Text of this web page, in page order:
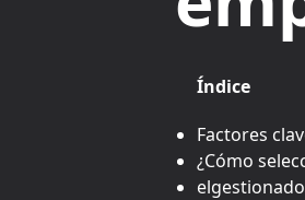
Índice
Factores
¿Cómo